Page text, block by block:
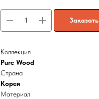
Заказать
Коллекция
Pure Wood
Страна
Корея
Материал